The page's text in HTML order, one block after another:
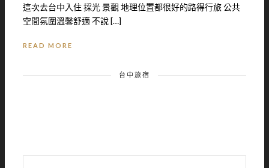
這次去台中入住 採光 景觀 地理位置都很好的路得行旅 公共
空間氛圍溫馨舒適 不說 […]
READ MORE
台中旅宿